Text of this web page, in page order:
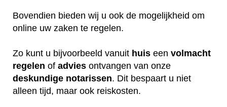
Bovendien bieden wij u ook de mogelijkheid om
online uw zaken te regelen.
Zo kunt u bijvoorbeeld vanuit huis een volmacht
regelen of advies ontvangen van onze
deskundige notarissen. Dit bespaart u niet
alleen tijd, maar ook reiskosten.